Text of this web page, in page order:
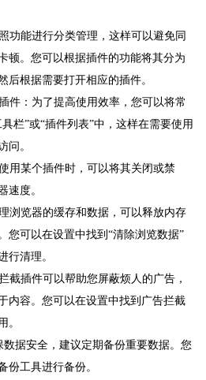
功能进行分类管理，这样可以避免同
顿。您可以根据插件的功能将其分为
后根据需要打开相应的插件。
件：为了提高使用效率，您可以将常
栏”或“插件列表”中，这样在需要使用
问。
用某个插件时，可以将其关闭或禁
速度。
浏览器的缓存和数据，可以释放内存
您可以在设置中找到“清除浏览数据”
行清理。
截插件可以帮助您屏蔽烦人的广告，
内容。您可以在设置中找到广告拦截
。
据安全，建议定期备份重要数据。您
份工具进行备份。